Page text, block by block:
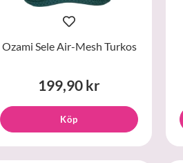
Ozami Sele Air-Mesh Turkos
199,90 kr
Köp